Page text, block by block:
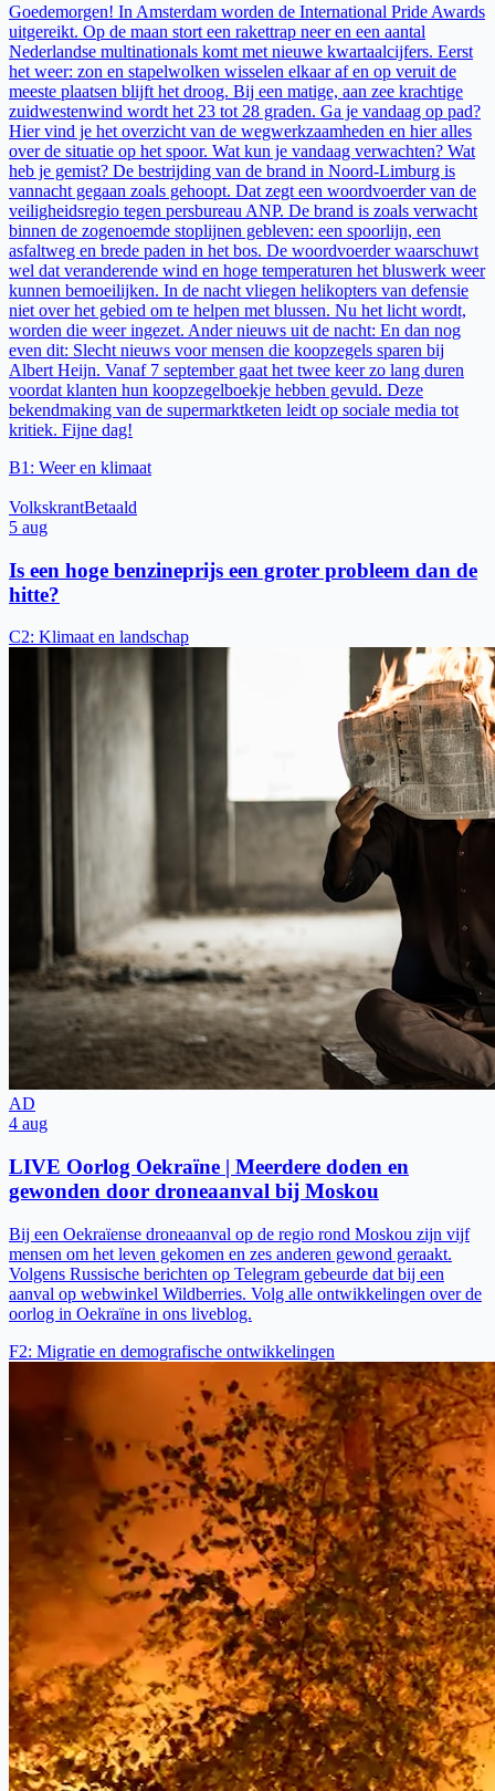
Goedemorgen! In Amsterdam worden de International Pride Awards
uitgereikt. Op de maan stort een rakettrap neer en een aantal
Nederlandse multinationals komt met nieuwe kwartaalcijfers. Eerst
het weer: zon en stapelwolken wisselen elkaar af en op veruit de
meeste plaatsen blijft het droog. Bij een matige, aan zee krachtige
zuidwestenwind wordt het 23 tot 28 graden. Ga je vandaag op pad?
Hier vind je het overzicht van de wegwerkzaamheden en hier alles
over de situatie op het spoor. Wat kun je vandaag verwachten? Wat
heb je gemist? De bestrijding van de brand in Noord-Limburg is
vannacht gegaan zoals gehoopt. Dat zegt een woordvoerder van de
veiligheidsregio tegen persbureau ANP. De brand is zoals verwacht
binnen de zogenoemde stoplijnen gebleven: een spoorlijn, een
asfaltweg en brede paden in het bos. De woordvoerder waarschuwt
wel dat veranderende wind en hoge temperaturen het bluswerk weer
kunnen bemoeilijken. In de nacht vliegen helikopters van defensie
niet over het gebied om te helpen met blussen. Nu het licht wordt,
worden die weer ingezet. Ander nieuws uit de nacht: En dan nog
even dit: Slecht nieuws voor mensen die koopzegels sparen bij
Albert Heijn. Vanaf 7 september gaat het twee keer zo lang duren
voordat klanten hun koopzegelboekje hebben gevuld. Deze
bekendmaking van de supermarktketen leidt op sociale media tot
kritiek. Fijne dag!
B1 : Weer en klimaat
VolkskrantBetaald
5 aug
Is een hoge benzineprijs een groter probleem dan de
hitte?
C2: Klimaat en landschap
AD
4 aug
LIVE Oorlog Oekraïne | Meerdere doden en
gewonden door droneaanval bij Moskou
Bij een Oekraïense droneaanval op de regio rond Moskou zijn vijf
mensen om het leven gekomen en zes anderen gewond geraakt.
Volgens Russische berichten op Telegram gebeurde dat bij een
aanval op webwinkel Wildberries. Volg alle ontwikkelingen over de
oorlog in Oekraïne in ons liveblog.
F2: Migratie en demografische ontwikkelingen